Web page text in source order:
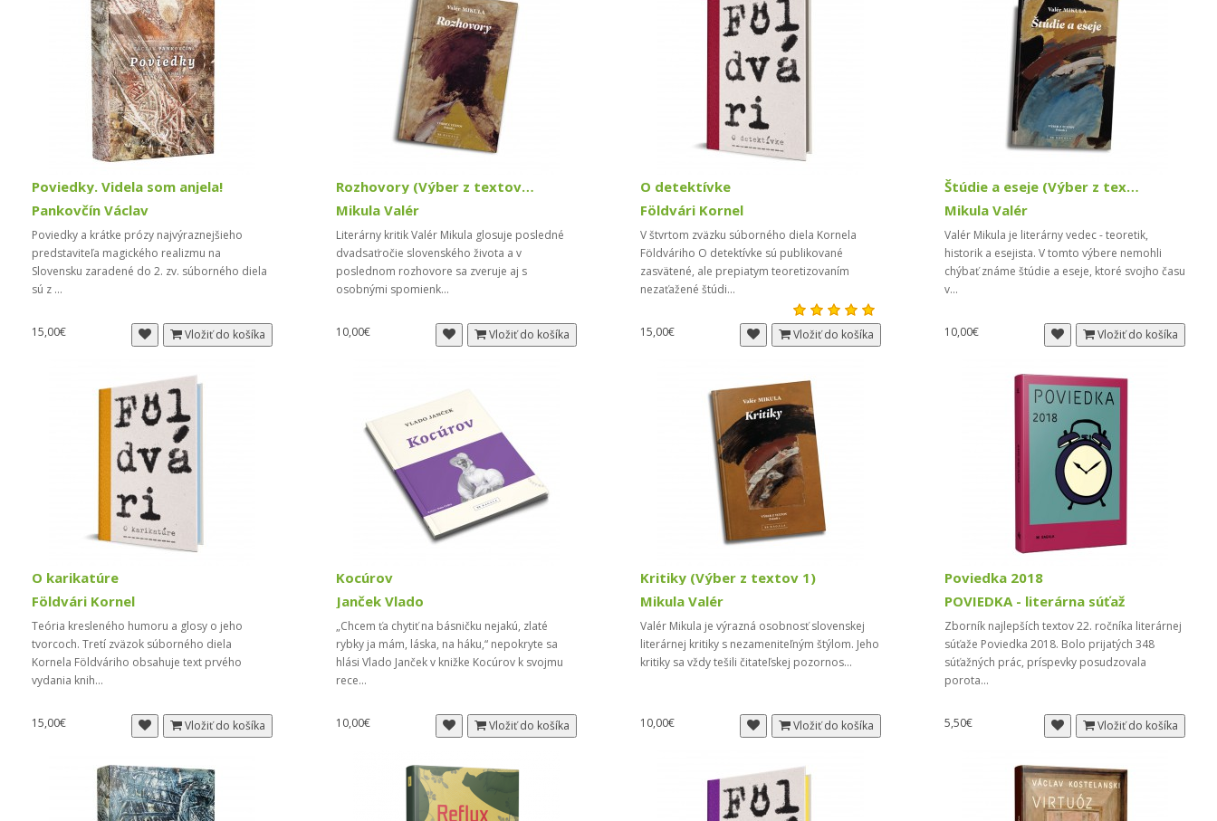
Poviedky. Videla som anjela!
Pankovčín Václav
Poviedky a krátke prózy najvýraznejšieho
predstaviteľa magického realizmu na
Slovensku zaradené do 2. zv. súborného diela
sú z ...
15,00€ Vložiť do košíka
Rozhovory (Výber z textov 3)
Mikula Valér
Literárny kritik Valér Mikula glosuje posledné
dvadsaťročie slovenského života a v
poslednom rozhovore sa zveruje aj s
osobnými spomienk...
10,00€ Vložiť do košíka
O detektívke
Földvári Kornel
V štvrtom zväzku súborného diela Kornela
Földváriho O detektívke sú publikované
zasvätené, ale prepiatym teoretizovaním
nezaťažené štúdi...
15,00€ Vložiť do košíka
Štúdie a eseje (Výber z textov 2)
Mikula Valér
Valér Mikula je literárny vedec - teoretik,
historik a esejista. V tomto výbere nemohli
chýbať známe štúdie a eseje, ktoré svojho času
v...
10,00€ Vložiť do košíka
O karikatúre
Földvári Kornel
Teória kresleného humoru a glosy o jeho
tvorcoch. Tretí zväzok súborného diela
Kornela Földváriho obsahuje text prvého
vydania knih...
15,00€ Vložiť do košíka
Kocúrov
Janček Vlado
„Chcem ťa chytiť na básničku nejakú, zlaté
rybky ja mám, láska, na háku,“ nepokryte sa
hlási Vlado Janček v knižke Kocúrov k svojmu
rece...
10,00€ Vložiť do košíka
Kritiky (Výber z textov 1)
Mikula Valér
Valér Mikula je výrazná osobnosť slovenskej
literárnej kritiky s nezameniteľným štýlom. Jeho
kritiky sa vždy tešili čitateľskej pozornos...
10,00€ Vložiť do košíka
Poviedka 2018
POVIEDKA - literárna súťaž
Zborník najlepších textov 22. ročníka literárnej
súťaže Poviedka 2018. Bolo prijatých 348
súťažných prác, príspevky posudzovala
porota...
5,50€ Vložiť do košíka